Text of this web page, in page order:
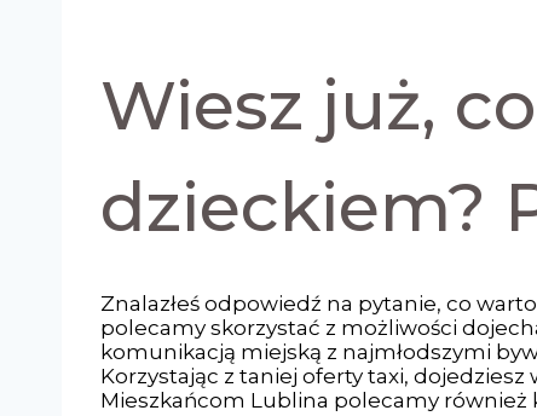
Wiesz już,
dzieckiem?
Znalazłeś odpowiedź na pytanie, co
polecamy skorzystać z możliwości
komunikacją miejską z najmłodszymi
Korzystając z taniej oferty taxi,
Mieszkańcom Lublina polecamy również